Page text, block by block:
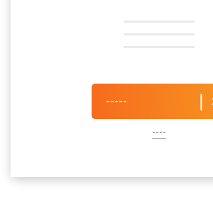
-----
----